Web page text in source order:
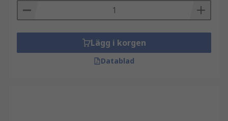
Lägg i korgen
Datablad